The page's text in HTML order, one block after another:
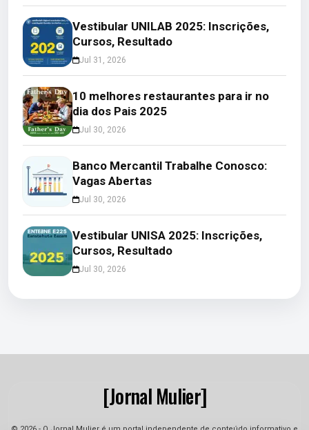
Vestibular UNILAB 2025: Inscrições,
Cursos, Resultado
Jul 31, 2026
10 melhores restaurantes para ir no
dia dos Pais 2025
Jul 30, 2026
Banco Mercantil Trabalhe Conosco:
Vagas Abertas
Jul 30, 2026
Vestibular UNISA 2025: Inscrições,
Cursos, Resultado
Jul 30, 2026
[Jornal Mulier]